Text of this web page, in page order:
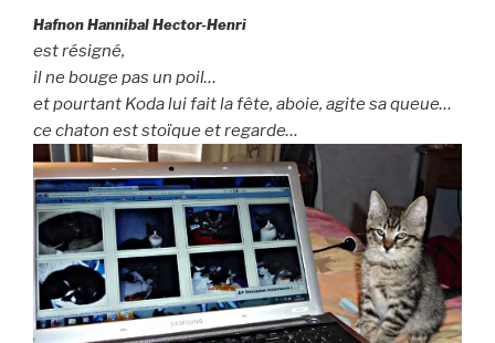
Hafnon Hannibal Hector-Henri
est résigné,
il ne bouge pas un poil…
et pourtant Koda lui fait la fête, aboie, agite sa queue…
ce chaton est stoïque et regarde…